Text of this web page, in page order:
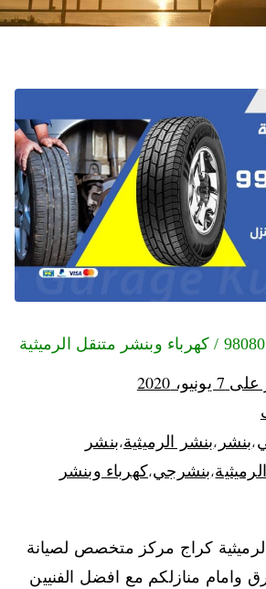
على 7 يونيو، 2020
،بنشر ،بنشر الرميثية،بنشر
،بنشرجي،كهرباء وبنشر
كراج مركز متخصص لصيانة
وامام منازلكم مع افضل الفنيين